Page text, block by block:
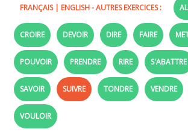
FRANÇAIS| ENGLISH- AUTRES EXERCICES :
CROIRE DEVOIR DIRE FAIRE
POUVOIR PRENDRE RIRE S'ABATTRE
SAVOIR SUIVRE TONDRE VENDRE
VOULOIR